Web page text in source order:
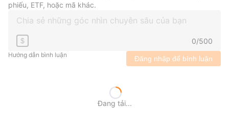
phiếu, ETF, hoặc mã khác.
$ 0/500
Hướng dẫn bình luận Đăng nhập để bình luận
Đang tải...